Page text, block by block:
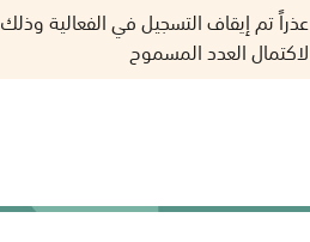
عذراً تم إيقاف التسجيل في الفعالية وذلك
لاكتمال العدد المسموح